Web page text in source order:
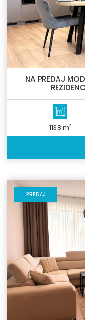
NA PREDAJ
113.8 m2
PREDAJ